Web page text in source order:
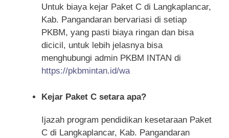
Untuk biaya kejar Paket C di Langkaplancar,
Kab. Pangandaran bervariasi di setiap
PKBM, yang pasti biaya ringan dan bisa
dicicil, untuk lebih jelasnya bisa
menghubungi admin PKBM INTAN di
https://pkbmintan.id/wa
Kejar Paket C setara apa?
Ijazah program pendidikan kesetaraan Paket
C di Langkaplancar, Kab. Pangandaran